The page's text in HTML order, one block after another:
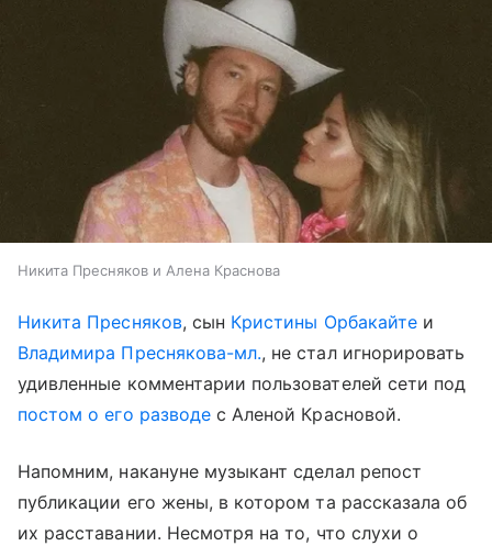
Никита Пресняков и Алена Краснова
Никита Пресняков, сын Кристины Орбакайтеи
Владимира Преснякова-мл., не стал игнорировать
удивленные комментарии пользователей сети под
постом о его разводес Аленой Красновой.
Напомним, накануне музыкант сделал репост
публикации его жены, в котором та рассказала об
их расставании. Несмотря на то, что слухи о